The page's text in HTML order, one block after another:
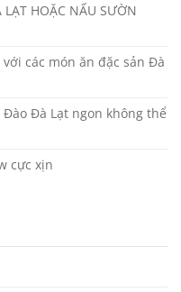
HOẶC NẤU SƯỜN
các món ăn đặc sản Đà
Đào Đà Lạt ngon không thể
cực xịn